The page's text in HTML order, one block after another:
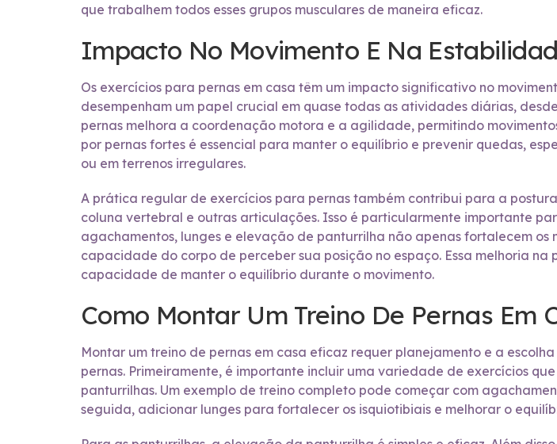
que trabalhem todos esses grupos musculares de maneira eficaz.
Impacto No Movimento E Na
Os exercícios para pernas em casa têm um impacto significativo no
desempenham um papel crucial em quase todas as atividades diárias,
pernas melhora a coordenação motora e a agilidade, permitindo
por pernas fortes é essencial para manter o equilíbrio e prevenir quedas,
ou em terrenos irregulares.
A prática regular de exercícios para pernas também contribui para a
coluna vertebral e outras articulações. Isso é particularmente importante
agachamentos, lunges e elevação de panturrilha não apenas fortalecem os
capacidade do corpo de perceber sua posição no espaço. Essa melhoria
capacidade de manter o equilíbrio durante o movimento.
Como Montar Um Treino De Pernas Em
Montar um treino de pernas em casa eficaz requer planejamento e a
pernas. Primeiramente, é importante incluir uma variedade de exercícios
panturrilhas. Um exemplo de treino completo pode começar com
seguida, adicionar lunges para fortalecer os isquiotibiais e melhorar o